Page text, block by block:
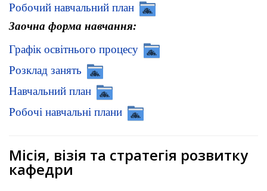
Робочий навчальний план
Заочна форма навчання:
Графік освітнього процесу
Розклад занять
Навчальний план
Робочі навчальні плани
Місія, візія та стратегія розвитку
кафедри